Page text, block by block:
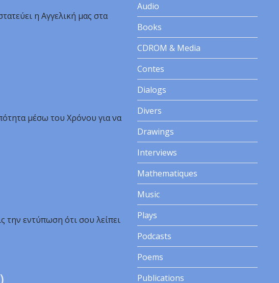
η Αγγελική μας στα
μέσω του Χρόνου για να
την εντύπωση ότι σου λείπει
Audio
Books
CDROM & Media
Contes
Dialogs
Divers
Drawings
Interviews
Mathematiques
Music
Plays
Podcasts
Poems
Publications